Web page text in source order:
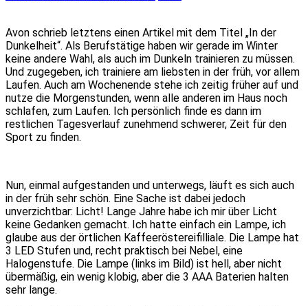
Avon schrieb letztens einen Artikel mit dem Titel „In der
Dunkelheit“. Als Berufstätige haben wir gerade im Winter
keine andere Wahl, als auch im Dunkeln trainieren zu müssen.
Und zugegeben, ich trainiere am liebsten in der früh, vor allem
Laufen. Auch am Wochenende stehe ich zeitig früher auf und
nutze die Morgenstunden, wenn alle anderen im Haus noch
schlafen, zum Laufen. Ich persönlich finde es dann im
restlichen Tagesverlauf zunehmend schwerer, Zeit für den
Sport zu finden.
Nun, einmal aufgestanden und unterwegs, läuft es sich auch
in der früh sehr schön. Eine Sache ist dabei jedoch
unverzichtbar: Licht! Lange Jahre habe ich mir über Licht
keine Gedanken gemacht. Ich hatte einfach ein Lampe, ich
glaube aus der örtlichen Kaffeeröstereifilliale. Die Lampe hat
3 LED Stufen und, recht praktisch bei Nebel, eine
Halogenstufe. Die Lampe (links im Bild) ist hell, aber nicht
übermäßig, ein wenig klobig, aber die 3 AAA Baterien halten
sehr lange.